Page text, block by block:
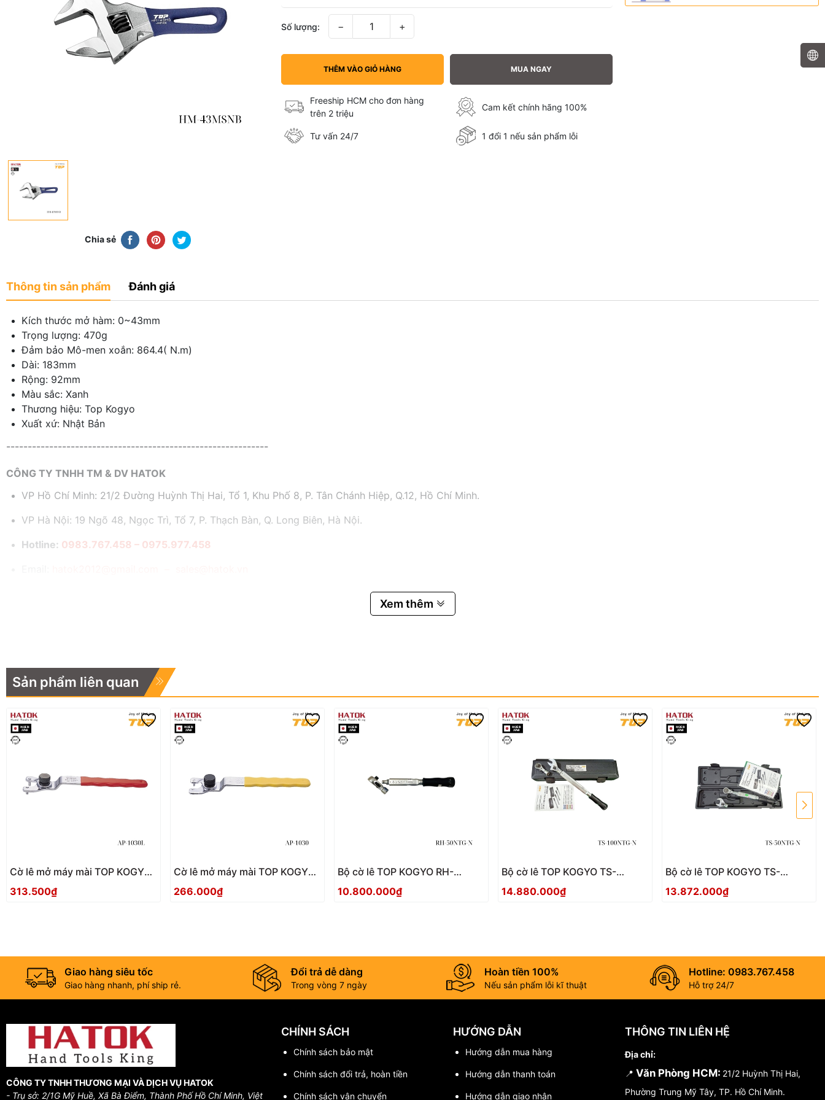
Chia sẻ
Số lượng: − +
THÊM VÀO GIỎ HÀNG MUA NGAY
Freeship HCM cho đơn hàng
trên 2 triệu
Cam kết chính hãng 100%
Tư vấn 24/7 1 đổi 1 nếu sản phẩm lỗi
Thông tin sản phẩm Đánh giá
Kích thước mở hàm: 0~43mm
Trọng lượng: 470g
Đảm bảo Mô-men xoắn: 864.4( N.m)
Dài: 183mm
Rộng: 92mm
Màu sắc: Xanh
Thương hiệu: Top Kogyo
Xuất xứ: Nhật Bản
-------------------------------------------------------------
CÔNG TY TNHH TM & DV HATOK
VP Hồ Chí Minh: 21/2 Đường Huỳnh Thị Hai, Tổ 1, Khu Phố 8, P. Tân Chánh Hiệp, Q.12, Hồ Chí Minh.
VP Hà Nội: 19 Ngõ 48, Ngọc Trì, Tổ 7, P. Thạch Bàn, Q. Long Biên, Hà Nội.
Hotline: 0983.767.458 – 0975.977.458
Xem thêm
Sản phẩm liên quan
Cờ lê mở máy mài TOP KOGYO
AP-1030L Nhật Bản
313.500₫
Cờ lê mở máy mài TOP KOGYO
AP-1030 Nhật Bản
266.000₫
Bộ cờ lê TOP KOGYO RH-
50NTG-N Nhật Bản
10.800.000₫
Bộ cờ lê TOP KOGYO TS-
100NTG-N Nhật Bản
14.880.000₫
Bộ cờ lê TOP KOGYO TS-
50NTG-N Nhật Bản
13.872.000₫
Giao hàng siêu tốc
Giao hàng nhanh, phí ship rẻ.
Đổi trả dễ dàng
Trong vòng 7 ngày
Hoàn tiền 100%
Nếu sản phẩm lỗi kĩ thuật
Hotline: 0983.767.458
Hỗ trợ 24/7
CÔNG TY TNHH THƯƠNG MẠI VÀ DỊCH VỤ HATOK
- Trụ sở: 2/1G Mỹ Huề, Xã Bà Điểm, Thành Phố Hồ Chí Minh, Việt
CHÍNH SÁCH
Chính sách bảo mật
Chính sách đổi trả, hoàn tiền
Chính sách vận chuyển
HƯỚNG DẪN
Hướng dẫn mua hàng
Hướng dẫn thanh toán
Hướng dẫn giao nhận
THÔNG TIN LIÊN HỆ
Địa chỉ:
📍 Văn Phòng HCM: 21/2 Huỳnh Thị Hai,
Phường Trung Mỹ Tây, TP. Hồ Chí Minh.